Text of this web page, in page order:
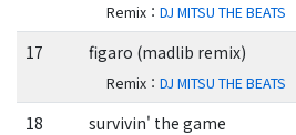
Remix ：DJ MITSU THE BEATS
17 figaro (madlib remix)
Remix ：DJ MITSU THE BEATS
18 survivin' the game